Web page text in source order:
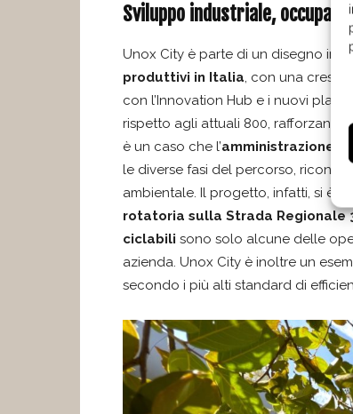
Sviluppo industriale,
Unox City è parte di un disegno
produttivi in Italia, con una
con l’Innovation Hub e i nuovi
rispetto agli attuali 800, rafforzando
è un caso che l’amministrazione
le diverse fasi del percorso,
ambientale. Il progetto, infatti, si è
rotatoria sulla Strada Regionale
ciclabili sono solo alcune delle
azienda. Unox City è inoltre un
secondo i più alti standard di